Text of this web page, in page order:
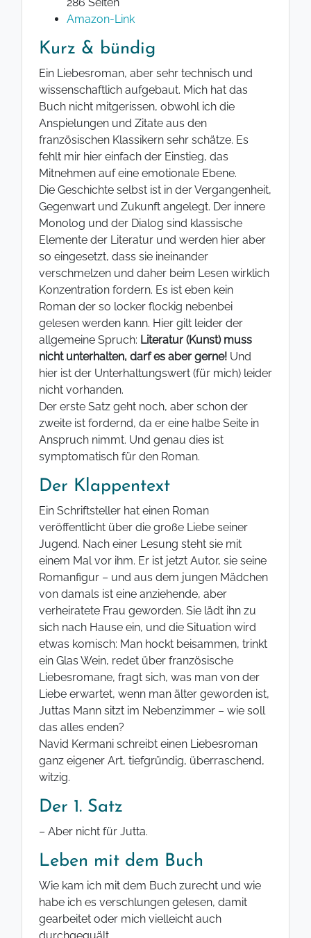
Amazon-Link
Kurz & bündig
Ein Liebesroman, aber sehr technisch und
wissenschaftlich aufgebaut. Mich hat das
Buch nicht mitgerissen, obwohl ich die
Anspielungen und Zitate aus den
französischen Klassikern sehr schätze. Es
fehlt mir hier einfach der Einstieg, das
Mitnehmen auf eine emotionale Ebene.
Die Geschichte selbst ist in der Vergangenheit,
Gegenwart und Zukunft angelegt. Der innere
Monolog und der Dialog sind klassische
Elemente der Literatur und werden hier aber
so eingesetzt, dass sie ineinander
verschmelzen und daher beim Lesen wirklich
Konzentration fordern. Es ist eben kein
Roman der so locker flockig nebenbei
gelesen werden kann. Hier gilt leider der
allgemeine Spruch: Literatur (Kunst) muss
nicht unterhalten, darf es aber gerne! Und
hier ist der Unterhaltungswert (für mich) leider
nicht vorhanden.
Der erste Satz geht noch, aber schon der
zweite ist fordernd, da er eine halbe Seite in
Anspruch nimmt. Und genau dies ist
symptomatisch für den Roman.
Der Klappentext
Ein Schriftsteller hat einen Roman
veröffentlicht über die große Liebe seiner
Jugend. Nach einer Lesung steht sie mit
einem Mal vor ihm. Er ist jetzt Autor, sie seine
Romanfigur – und aus dem jungen Mädchen
von damals ist eine anziehende, aber
verheiratete Frau geworden. Sie lädt ihn zu
sich nach Hause ein, und die Situation wird
etwas komisch: Man hockt beisammen, trinkt
ein Glas Wein, redet über französische
Liebesromane, fragt sich, was man von der
Liebe erwartet, wenn man älter geworden ist,
Juttas Mann sitzt im Nebenzimmer – wie soll
das alles enden?
Navid Kermani schreibt einen Liebesroman
ganz eigener Art, tiefgründig, überraschend,
witzig.
Der 1. Satz
– Aber nicht für Jutta.
Leben mit dem Buch
Wie kam ich mit dem Buch zurecht und wie
habe ich es verschlungen gelesen, damit
gearbeitet oder mich vielleicht auch